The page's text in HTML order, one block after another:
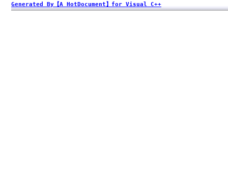
Generated By【A HotDocument】for Visual C++